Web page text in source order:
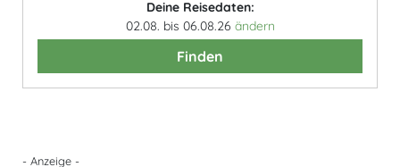
Deine Reisedaten:
02.08. bis 06.08.26 ändern
Finden
- Anzeige -